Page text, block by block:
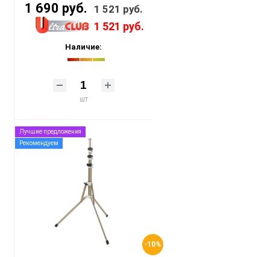
1 690 руб. 1 521 руб.
1 521 руб.
Наличие:
шт
-10%
Лучшие предложения
Рекомендуем